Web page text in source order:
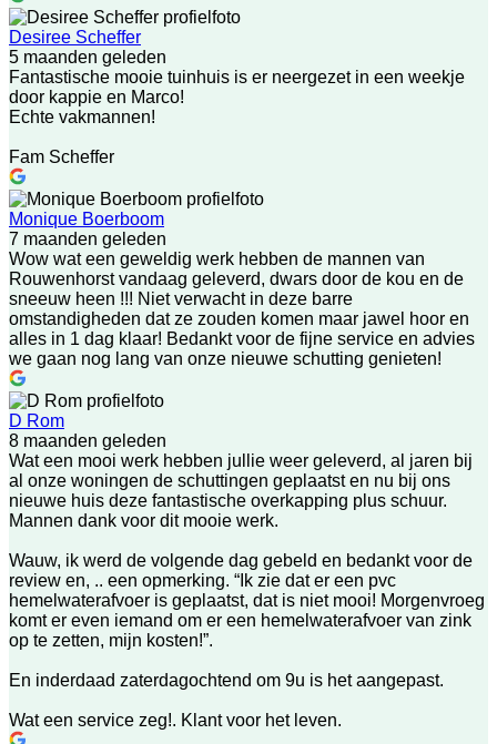
Desiree Scheffer
5 maanden geleden
Fantastische mooie tuinhuis is er neergezet in een weekje
door kappie en Marco!
Echte vakmannen!
Fam Scheffer
Monique Boerboom
7 maanden geleden
Wow wat een geweldig werk hebben de mannen van
Rouwenhorst vandaag geleverd, dwars door de kou en de
sneeuw heen !!! Niet verwacht in deze barre
omstandigheden dat ze zouden komen maar jawel hoor en
alles in 1 dag klaar! Bedankt voor de fijne service en advies
we gaan nog lang van onze nieuwe schutting genieten!
D Rom
8 maanden geleden
Wat een mooi werk hebben jullie weer geleverd, al jaren bij
al onze woningen de schuttingen geplaatst en nu bij ons
nieuwe huis deze fantastische overkapping plus schuur.
Mannen dank voor dit mooie werk.
Wauw, ik werd de volgende dag gebeld en bedankt voor de
review en, .. een opmerking. “Ik zie dat er een pvc
hemelwaterafvoer is geplaatst, dat is niet mooi! Morgenvroeg
komt er even iemand om er een hemelwaterafvoer van zink
op te zetten, mijn kosten!”.
En inderdaad zaterdagochtend om 9u is het aangepast.
Wat een service zeg!. Klant voor het leven.